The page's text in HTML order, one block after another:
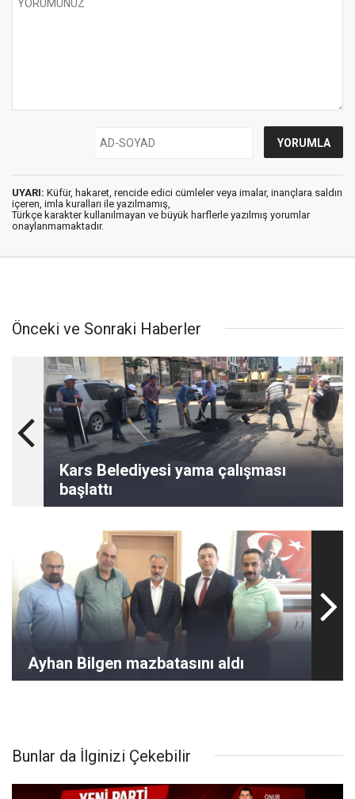
UYARI: Küfür, hakaret, rencide edici cümleler veya imalar, inançlara saldırı
içeren, imla kuralları ile yazılmamış,
Türkçe karakter kullanılmayan ve büyük harflerle yazılmış yorumlar
onaylanmamaktadır.
Önceki ve Sonraki Haberler
Kars Belediyesi yama çalışması
başlattı
Ayhan Bilgen mazbatasını aldı
Bunlar da İlginizi Çekebilir